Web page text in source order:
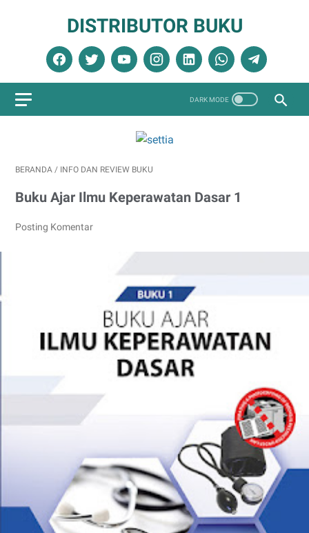
DISTRIBUTOR BUKU
BERANDA / INFO DAN REVIEW BUKU
Buku Ajar Ilmu Keperawatan Dasar 1
Posting Komentar